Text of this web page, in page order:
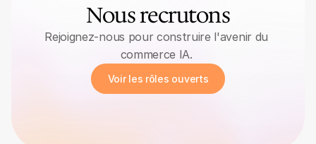
Nous recrutons
Rejoignez-nous pour construire l'avenir du
commerce IA.
Voir les rôles ouverts